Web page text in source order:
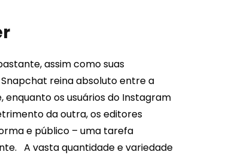
assim como suas
reina absoluto entre a
enquanto os usuários do Instagram
da outra, os editores
e público – uma tarefa
A vasta quantidade e variedade